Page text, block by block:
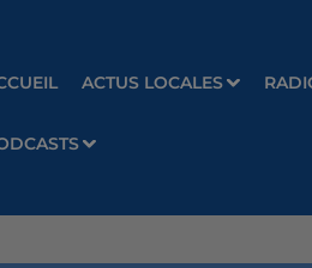
ACTUS LOCALES